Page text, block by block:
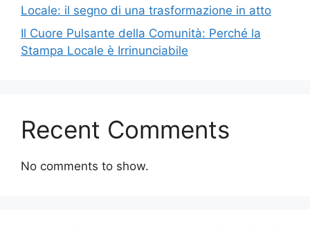
Locale: il segno di una trasformazione in atto
Il Cuore Pulsante della Comunità: Perché la
Stampa Locale è Irrinunciabile
Recent Comments
No comments to show.